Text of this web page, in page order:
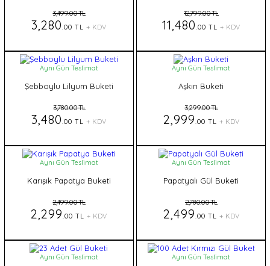
3,499.00 TL
3,280.00 TL+ KDV
12,799.00 TL
11,480.00 TL+ KDV
Aynı Gün Teslimat
Şebboylu Lilyum Buketi
3,780.00 TL
3,480.00 TL+ KDV
Aynı Gün Teslimat
Aşkın Buketi
3,299.00 TL
2,999.00 TL + KDV
Aynı Gün Teslimat
Karışık Papatya Buketi
2,499.00 TL
2,299.00 TL+ KDV
Aynı Gün Teslimat
Papatyalı Gül Buketi
2,780.00 TL
2,499.00 TL + KDV
Aynı Gün Teslimat Aynı Gün Teslimat